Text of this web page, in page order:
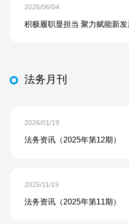
2026/06/04
法务月刊
2026/01/19
法务资讯（2025年第12期）
2025/11/19
法务资讯（2025年第11期）